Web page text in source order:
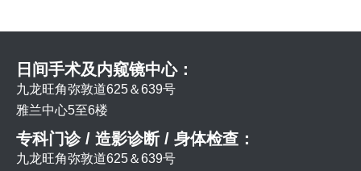
日间手术及内窥镜中心：
九龙旺角弥敦道625＆639号
雅兰中心5至6楼
专科门诊 / 造影诊断 / 身体检查：
九龙旺角弥敦道625＆639号